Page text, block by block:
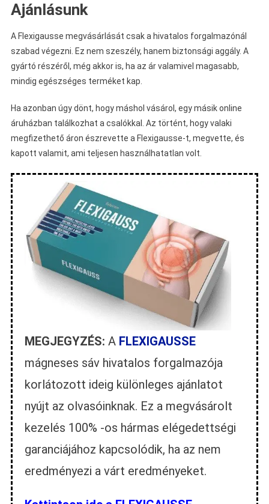
Ajánlásunk
A Flexigausse megvásárlását csak a hivatalos forgalmazónál
szabad végezni. Ez nem szeszély, hanem biztonsági aggály. A
gyártó részéről, még akkor is, ha az ár valamivel magasabb,
mindig egészséges terméket kap.
Ha azonban úgy dönt, hogy máshol vásárol, egy másik online
áruházban találkozhat a csalókkal. Az történt, hogy valaki
megfizethető áron észrevette a Flexigausse-t, megvette, és
kapott valamit, ami teljesen használhatatlan volt.
MEGJEGYZÉS: A FLEXIGAUSSE
mágneses sáv hivatalos forgalmazója
korlátozott ideig különleges ajánlatot
nyújt az olvasóinknak. Ez a megvásárolt
kezelés 100% -os hármas elégedettségi
garanciájához kapcsolódik, ha az nem
eredményezi a várt eredményeket.